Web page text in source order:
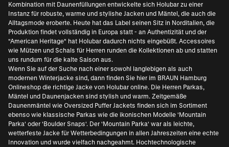
Kombination mit Daunenfüllungen entwickelte sich Holubar zu einer
Instanz für robuste, warme und stylishe Jacken und Mäntel, die auch die
Alltagsmode eroberte. Heute hat das Label seinen Sitz in Norditalien, die
Produktion findet vollständig in Europa statt - an Authentizität und der
"American Heritage" hat Holubar dadurch nichts eingebüßt. Accessoires
wie Mützen und Schals für Herren runden die Kollektionen ab und statten
uns rundum für die kalte Saison aus.
Wenn Sie auf der Suche nach einer sowohl langlebigen als auch
modernen Winterjacke sind, dann finden Sie hier im BRAUN Hamburg
Onlineshop die richtige Jacke von Holubar online. Die Herren Parkas,
Mäntel und Daunenjacken sind stylish und warm. Zeitgemäße
Daunenmäntel wie Oversized Puffer Jackets finden sich im Sortiment
ebenso wie klassische Parkas wie die ikonischen Modelle 'Mountain
Parka' oder 'Boulder Snaps'. Der 'Mountain Parka' war als leichte,
wetterfeste Jacke für Wetterbedingungen in allen Jahreszeiten eine echte
Innovation und wurde vielfach nachgeahmt. Hochtechnologische